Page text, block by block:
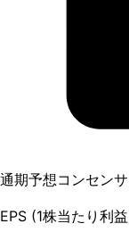
通期予想コンセン
EPS (1株当たり利